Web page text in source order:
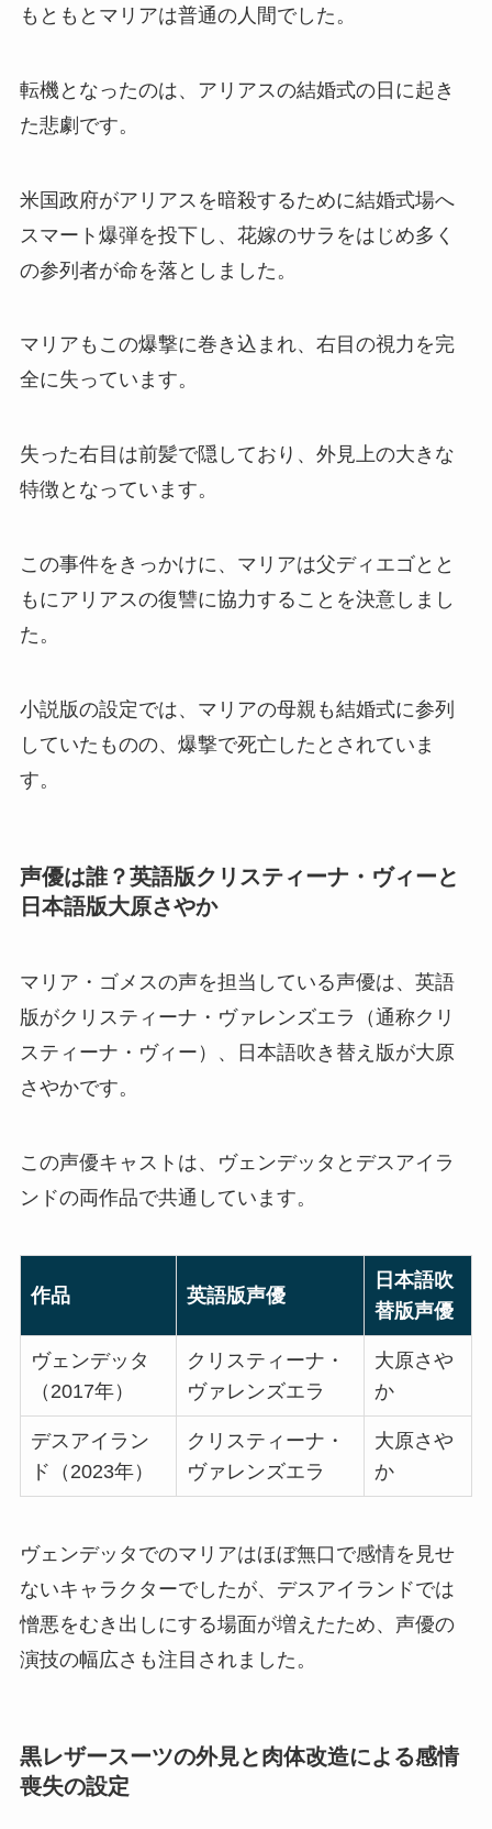
もともとマリアは普通の人間でした。
転機となったのは、アリアスの結婚式の日に起き
た悲劇です。
米国政府がアリアスを暗殺するために結婚式場へ
スマート爆弾を投下し、花嫁のサラをはじめ多く
の参列者が命を落としました。
マリアもこの爆撃に巻き込まれ、右目の視力を完
全に失っています。
失った右目は前髪で隠しており、外見上の大きな
特徴となっています。
この事件をきっかけに、マリアは父ディエゴとと
もにアリアスの復讐に協力することを決意しまし
た。
小説版の設定では、マリアの母親も結婚式に参列
していたものの、爆撃で死亡したとされていま
す。
声優は誰？英語版クリスティーナ・ヴィーと
日本語版大原さやか
マリア・ゴメスの声を担当している声優は、英語
版がクリスティーナ・ヴァレンズエラ（通称クリ
スティーナ・ヴィー）、日本語吹き替え版が大原
さやかです。
この声優キャストは、ヴェンデッタとデスアイラ
ンドの両作品で共通しています。
作品 英語版声優
日本語吹
替版声優
ヴェンデッタ
（2017年）
クリスティーナ・
ヴァレンズエラ
大原さや
か
デスアイラン
ド（2023年）
クリスティーナ・
ヴァレンズエラ
大原さや
か
ヴェンデッタでのマリアはほぼ無口で感情を見せ
ないキャラクターでしたが、デスアイランドでは
憎悪をむき出しにする場面が増えたため、声優の
演技の幅広さも注目されました。
黒レザースーツの外見と肉体改造による感情
喪失の設定